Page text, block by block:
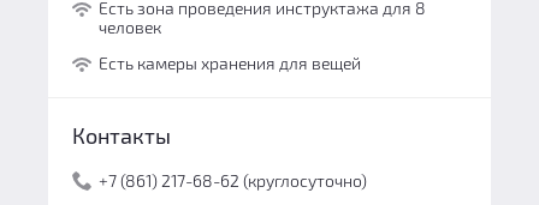
Есть зона проведения инструктажа для 8
человек
Есть камеры хранения для вещей
Контакты
+7 (861) 217-68-62 (круглосуточно)